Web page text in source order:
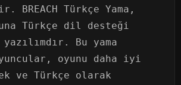
BREACH Türkçe Yama,
Türkçe dil desteği
Bu yama
oyunu daha iyi
ve Türkçe olarak